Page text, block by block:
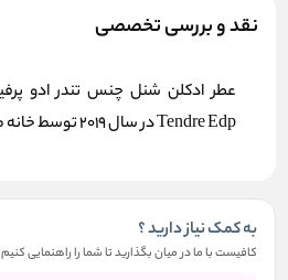
نقد و بررسی تخصصی
Tendre Edp در سال 2019 توسط خانه مد شنل (Chane...
به کمک نیاز دارید ؟
کافیست با ما در میان بگذارید تا شما را راهنمایی کنیم